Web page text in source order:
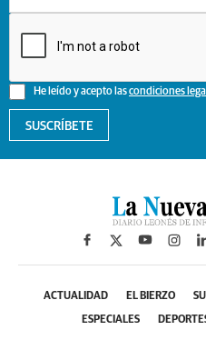
He leído y acepto lascondiciones
SUSCRÍBETE
ACTUALIDAD EL BIERZO
ESPECIALES